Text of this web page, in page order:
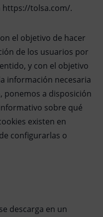
https://tolsa.com/.
el objetivo de hacer
de los usuarios por
y con el objetivo
información necesaria
ponemos a disposición
sobre qué
existen en
configurarlas o
descarga en un